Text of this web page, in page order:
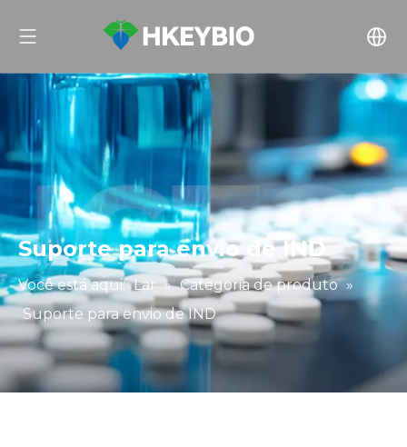
Suporte para envio de IND
Você está aqui: Lar » Categoria de produto »
Suporte para envio de IND